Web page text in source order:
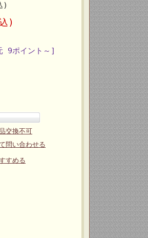
)
)
9ポイント～]
交換不可
問い合わせる
すめる